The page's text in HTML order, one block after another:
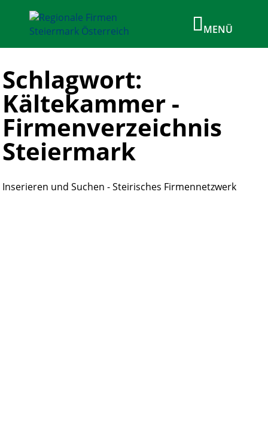
Schlagwort:
Kältekammer -
Firmenverzeichnis
Steiermark
Inserieren und Suchen - Steirisches Firmennetzwerk